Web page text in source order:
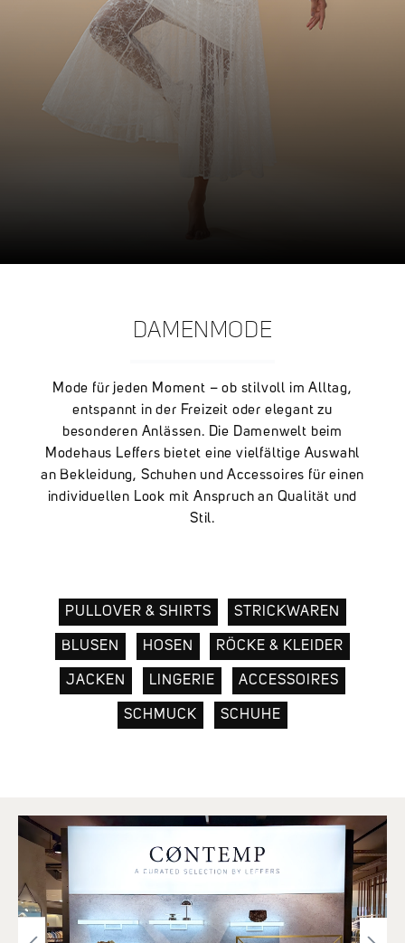
DAMENMODE
Mode für jeden Moment – ob stilvoll im Alltag,
entspannt in der Freizeit oder elegant zu
besonderen Anlässen. Die Damenwelt beim
Modehaus Leffers bietet eine vielfältige Auswahl
an Bekleidung, Schuhen und Accessoires für einen
individuellen Look mit Anspruch an Qualität und
Stil.
PULLOVER & SHIRTS STRICKWAREN
BLUSEN HOSEN RÖCKE & KLEIDER
JACKEN LINGERIE ACCESSOIRES
SCHMUCK SCHUHE
Bildergalerie überspringen